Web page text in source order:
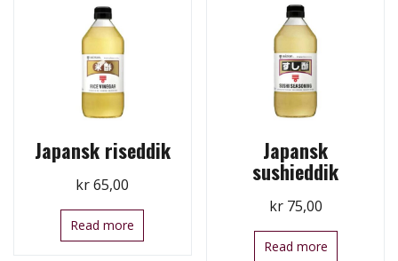
Japansk riseddik
kr65,00
Read more
Japansk
sushieddik
kr75,00
Read more